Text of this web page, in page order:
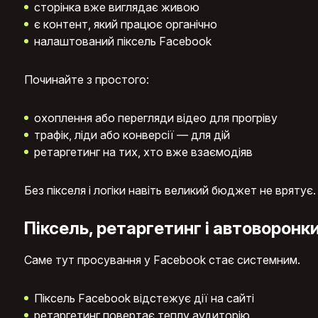
сторінка вже виглядає живою
є контент, який працює органічно
налаштований піксель Facebook
Починайте з простого:
охоплення або перегляди відео для прогріву
трафік, ліди або конверсії — для дій
ретаргетинг на тих, хто вже взаємодіяв
Без пікселя і логіки навіть великий бюджет не врятує.
Піксель, ретаргетинг і
Саме тут просування у Facebook стає системним.
Піксель Facebook відстежує дії на сайті